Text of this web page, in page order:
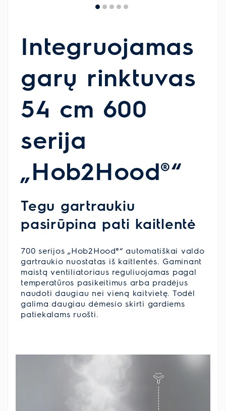
Integruojamas
garų rinktuvas
54 cm 600
serija
„Hob2Hood®“
Tegu gartraukiu
pasirūpina pati kaitlentė
700 serijos „Hob2Hood®“ automatiškai valdo
gartraukio nuostatas iš kaitlentės. Gaminant
maistą ventiliatoriaus reguliuojamas pagal
temperatūros pasikeitimus arba pradėjus
naudoti daugiau nei vieną kaitvietę. Todėl
galima daugiau dėmesio skirti gardiems
patiekalams ruošti.